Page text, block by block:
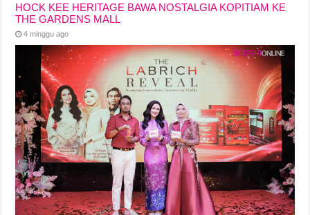
HOCK KEE HERITAGE BAWA NOSTALGIA KOPITIAM KE
THE GARDENS MALL
4 minggu ago